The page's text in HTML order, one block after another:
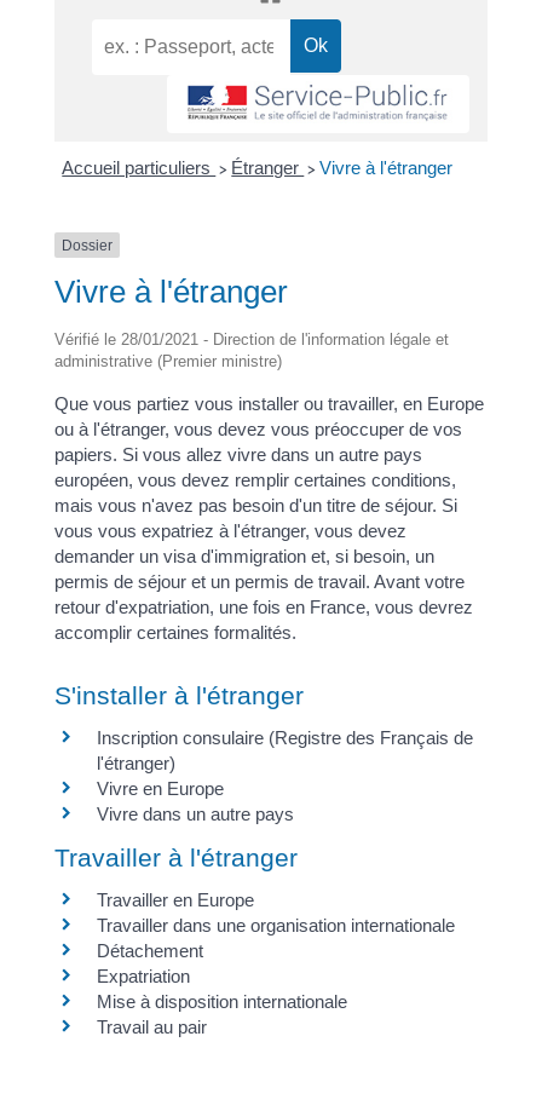
Accueil particuliers > Étranger > Vivre à l'étranger
Dossier
Vivre à l'étranger
Vérifié le 28/01/2021 - Direction de l'information légale et
administrative (Premier ministre)
Que vous partiez vous installer ou travailler, en Europe
ou à l'étranger, vous devez vous préoccuper de vos
papiers. Si vous allez vivre dans un autre pays
européen, vous devez remplir certaines conditions,
mais vous n'avez pas besoin d'un titre de séjour. Si
vous vous expatriez à l'étranger, vous devez
demander un visa d'immigration et, si besoin, un
permis de séjour et un permis de travail. Avant votre
retour d'expatriation, une fois en France, vous devrez
accomplir certaines formalités.
S'installer à l'étranger
Inscription consulaire (Registre des Français de
l'étranger)
Vivre en Europe
Vivre dans un autre pays
Travailler à l'étranger
Travailler en Europe
Travailler dans une organisation internationale
Détachement
Expatriation
Mise à disposition internationale
Travail au pair